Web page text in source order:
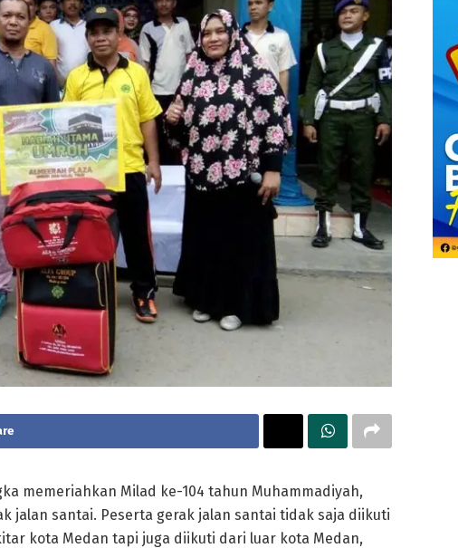
memeriahkan Milad ke-104 tahun Muhammadiyah,
jalan santai. Peserta gerak jalan santai tidak saja diikuti
kota Medan tapi juga diikuti dari luar kota Medan,